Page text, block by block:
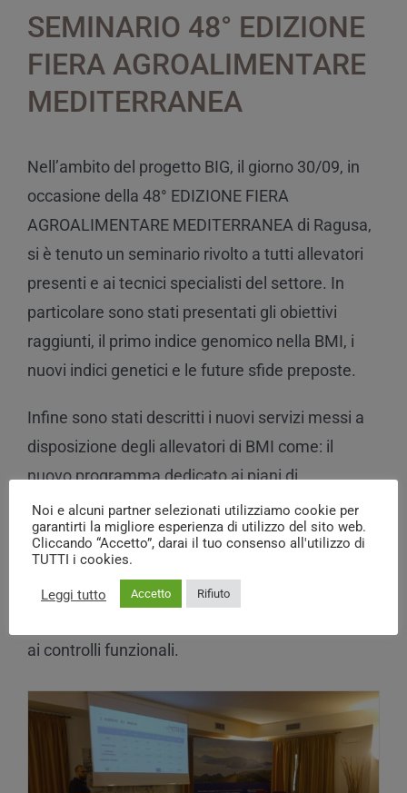
SEMINARIO 48° EDIZIONE
FIERA AGROALIMENTARE
MEDITERRANEA
Nell’ambito del progetto BIG, il giorno 30/09, in
occasione della 48° EDIZIONE FIERA
AGROALIMENTARE MEDITERRANEA di Ragusa,
si è tenuto un seminario rivolto a tutti allevatori
presenti e ai tecnici specialisti del settore. In
particolare sono stati presentati gli obiettivi
raggiunti, il primo indice genomico nella BMI, i
nuovi indici genetici e le future sfide preposte.
Infine sono stati descritti i nuovi servizi messi a
disposizione degli allevatori di BMI come: il
nuovo programma dedicato ai piani di
accoppiamo ANASB-PAC, grazie al quale è
possibile creare piani di accoppiamento specifici
per il singolo allevamento, la nuova elaborazione
annuale finalizzata a fornire un report aziendale
ai controlli funzionali.
Noi e alcuni partner selezionati utilizziamo cookie per
garantirti la migliore esperienza di utilizzo del sito web.
Cliccando “Accetto”, darai il tuo consenso all'utilizzo di
TUTTI i cookies.
Leggi tutto Accetto Rifiuto